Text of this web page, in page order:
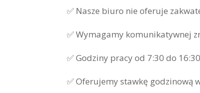
✅ Nasze biuro nie oferuje
✅ Wymagamy komunikatywnej
✅ Godziny pracy od 7:30 do 16:30
✅ Oferujemy stawkę godzinową